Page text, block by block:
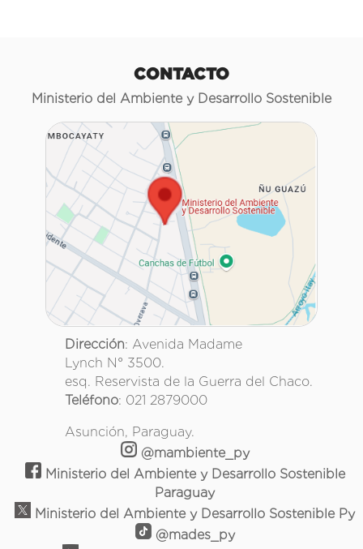
CONTACTO
Ministerio del Ambiente y Desarrollo Sostenible
Dirección: Avenida Madame
Lynch N° 3500.
esq. Reservista de la Guerra del Chaco.
Teléfono: 021 2879000
Asunción, Paraguay.
@mambiente_py
Ministerio del Ambiente y Desarrollo Sostenible
Paraguay
Ministerio del Ambiente y Desarrollo Sostenible Py
@mades_py